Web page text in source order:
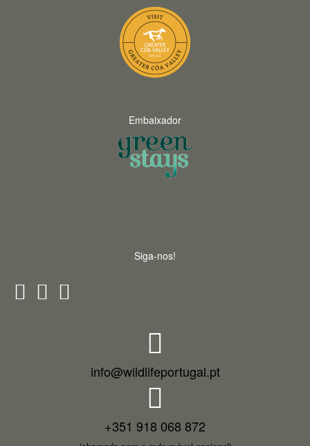
Embaixador
Siga-nos!
info@wildlifeportugal.pt
+351 918 068 872